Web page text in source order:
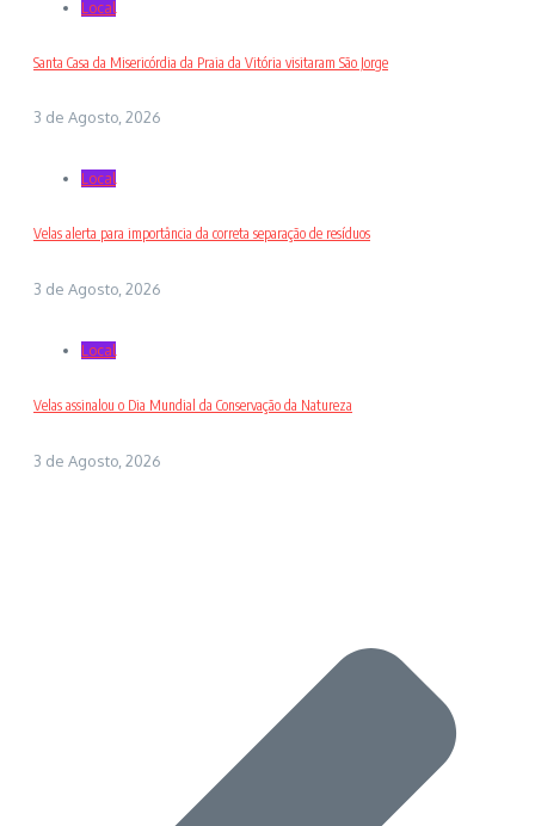
Local
Santa Casa da Misericórdia da Praia da Vitória visitaram São Jorge
3 de Agosto, 2026
Local
Velas alerta para importância da correta separação de resíduos
3 de Agosto, 2026
Local
Velas assinalou o Dia Mundial da Conservação da Natureza
3 de Agosto, 2026